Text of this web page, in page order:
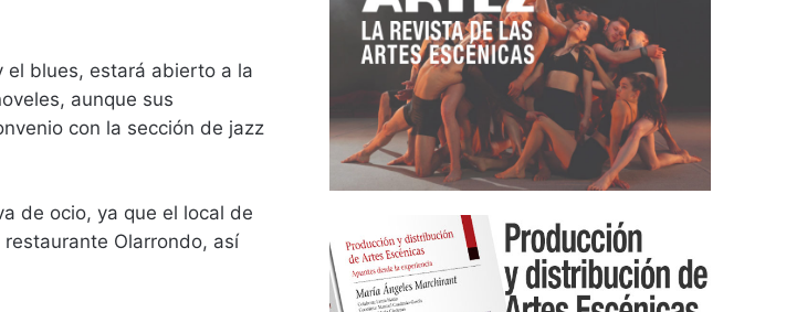
el blues, estará abierto a la
aunque sus
con la sección de jazz
de ocio, ya que el local de
Olarrondo, así